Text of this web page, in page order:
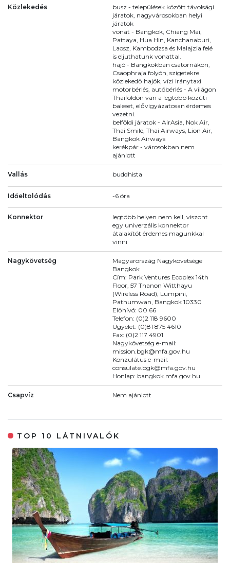
Közlekedés
busz - települések között távolsági
járatok, nagyvárosokban helyi
járatok
vonat - Bangkok, Chiang Mai,
Pattaya, Hua Hin, Kanchanaburi,
Laosz, Kambodzsa és Malajzia felé
is eljuthatunk vonattal.
hajó - Bangkokban csatornákon,
Csaophraja folyón, szigetekre
közlekedő hajók, vízi iránytaxi
motorbérlés, autóbérlés - A világon
Thaiföldön van a legtöbb közúti
baleset, elővigyázatosan érdemes
vezetni.
belföldi járatok - AirAsia, Nok Air,
Thai Smile, Thai Airways, Lion Air,
Bangkok Airways
kerékpár - városokban nem
ajánlott
Vallás buddhista
Időeltolódás -6 óra
Konnektor
legtöbb helyen nem kell, viszont
egy univerzális konnektor
átalakítót érdemes magunkkal
vinni
Nagykövetség
Magyarország Nagykövetsége
Bangkok
Cím: Park Ventures Ecoplex 14th
Floor, 57 Thanon Witthayu
(Wireless Road), Lumpini,
Pathumwan, Bangkok 10330
Előhívó: 00 66
Telefon: (0)2 118 9600
Ügyelet: (0)81 875 4610
Fax: (0)2 117 4901
Nagykövetség e-mail:
mission.bgk@mfa.gov.hu
Konzulátus e-mail:
consulate.bgk@mfa.gov.hu
Honlap: bangkok.mfa.gov.hu
Csapvíz Nem ajánlott
TOP 10 LÁTNIVALÓK